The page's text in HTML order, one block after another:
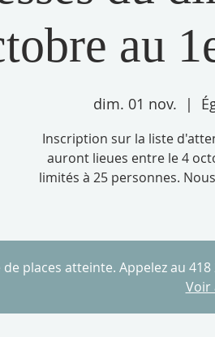
au
dim. 01 nov.
  |
Inscription sur la liste
auront lieues entre le 4
limités à 25 personnes.
de places atteinte. Appelez au
Voir